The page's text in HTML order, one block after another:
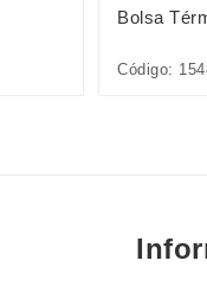
Bolsa
Código: